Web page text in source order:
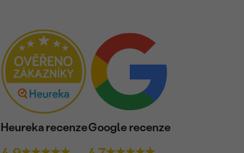
Heureka recenzeGoogle recenze